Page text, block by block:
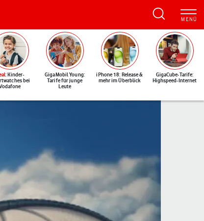
: Kinder-
bei
GigaMobil Young:
Tarife für junge
Leute
iPhone 18: Release &
mehr im Überblick
GigaCube-Tarife:
Highspeed-Internet